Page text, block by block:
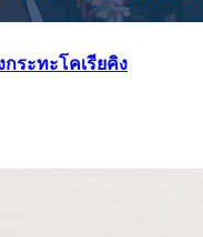
ระทะโคเรียคิง